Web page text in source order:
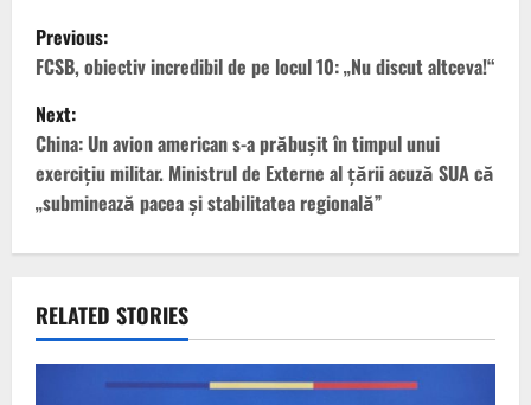
P
o
s
t
n
v
i
Previous:
FCSB, obiectiv incredibil de pe locul 10: „Nu discut altceva!“
Next:
China: Un avion american s-a prăbușit în timpul unui
exercițiu militar. Ministrul de Externe al țării acuză SUA că
„subminează pacea și stabilitatea regională”
RELATED STORIES